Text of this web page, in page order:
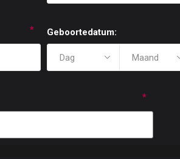
* Geboortedatum:
*